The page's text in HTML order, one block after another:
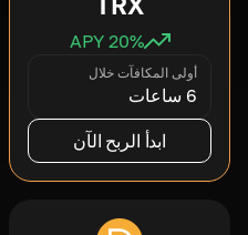
20% APY
أولى المكافآت خلال
6 ساعات
ابدأ الربح الآن